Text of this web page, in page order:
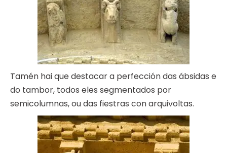
Tamén hai que destacar a perfección das ábsidas e
do tambor, todos eles segmentados por
semicolumnas, ou das fiestras con arquivoltas.